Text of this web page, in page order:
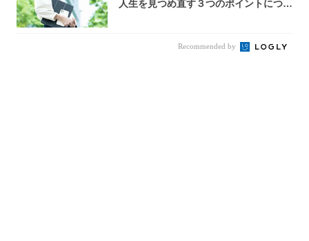
人生を見つめ直す３つのポイントについ
Recommended by